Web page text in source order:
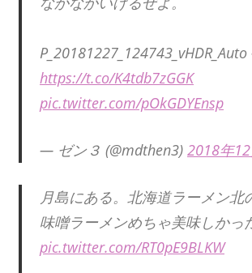
https://t.co/K4tdb7zGGK
pic.twitter.com/pOkGDYEnsp
— ゼン３ (@mdthen3) 2018年
月島にある。北海道ラーメン北
味噌ラーメンめちゃ美味しかっ
pic.twitter.com/RT0pE9BLKW